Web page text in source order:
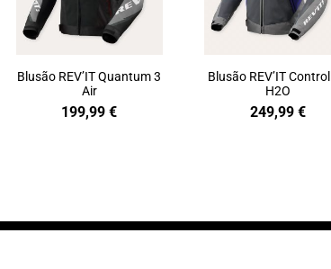
Blusão REV’IT Quantum 3
Air
199,99€
Blusão REV’IT
H2O
249,99 €